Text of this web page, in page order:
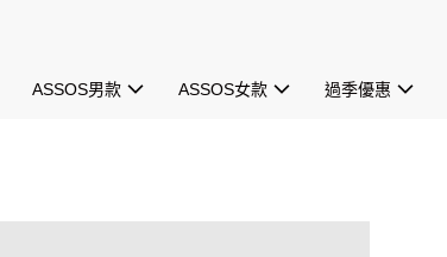
ASSOS男款 ASSOS女款 過季優惠